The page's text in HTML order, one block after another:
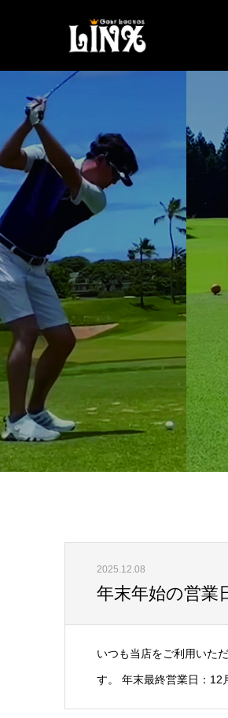
2025.12.08
年末年始の営業
いつも当店をご利用いた
す。 年末最終営業日：12